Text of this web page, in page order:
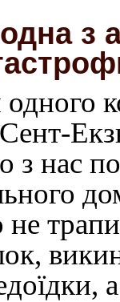
з
з нас
не